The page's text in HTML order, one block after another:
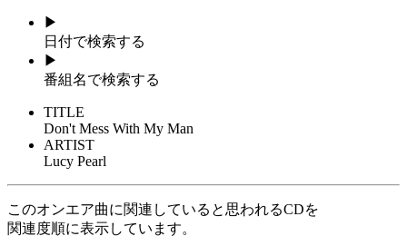
▶
日付で検索する
▶
番組名で検索する
TITLE
Don't Mess With My Man
ARTIST
Lucy Pearl
このオンエア曲に関連していると思われるCDを
関連度順に表示しています。